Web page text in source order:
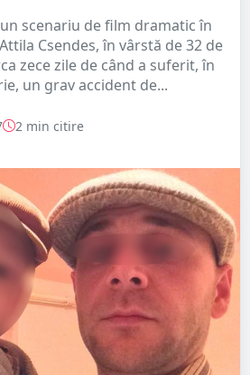
scenariu de film dramatic în
Csendes, în vârstă de 32 de
zece zile de când a suferit, în
un grav accident de...
2 min citire